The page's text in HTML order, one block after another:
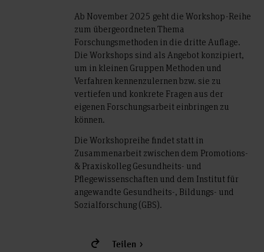
Ab November 2025 geht die Workshop-Reihe
zum übergeordneten Thema
Forschungsmethoden in die dritte Auflage.
Die Workshops sind als Angebot konzipiert,
um in kleinen Gruppen Methoden und
Verfahren kennenzulernen bzw. sie zu
vertiefen und konkrete Fragen aus der
eigenen Forschungsarbeit einbringen zu
können.
Die Workshopreihe findet statt in
Zusammenarbeit zwischen dem Promotions-
& Praxiskolleg Gesundheits- und
Pflegewissenschaften und dem Institut für
angewandte Gesundheits-, Bildungs- und
Sozialforschung (GBS).
Teilen